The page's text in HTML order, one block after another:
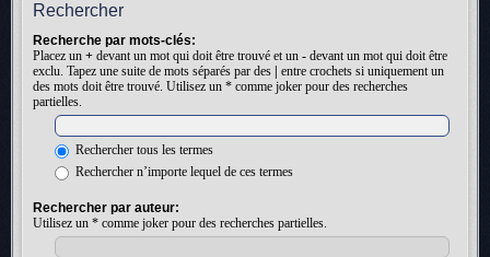
Rechercher
Recherche par mots-clés:
Placez un + devant un mot qui doit être trouvé et un - devant un mot qui doit être
exclu. Tapez une suite de mots séparés par des
entre crochets si uniquement un
des mots doit être trouvé. Utilisez un * comme joker pour des recherches
partielles.
Rechercher tous les termes
Rechercher n’importe lequel de ces termes
Rechercher par auteur:
Utilisez un * comme joker pour des recherches partielles.